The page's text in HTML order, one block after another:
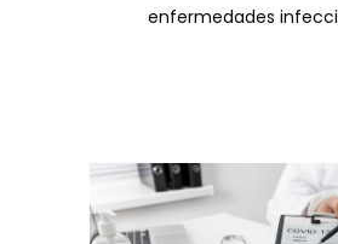
enfermedades